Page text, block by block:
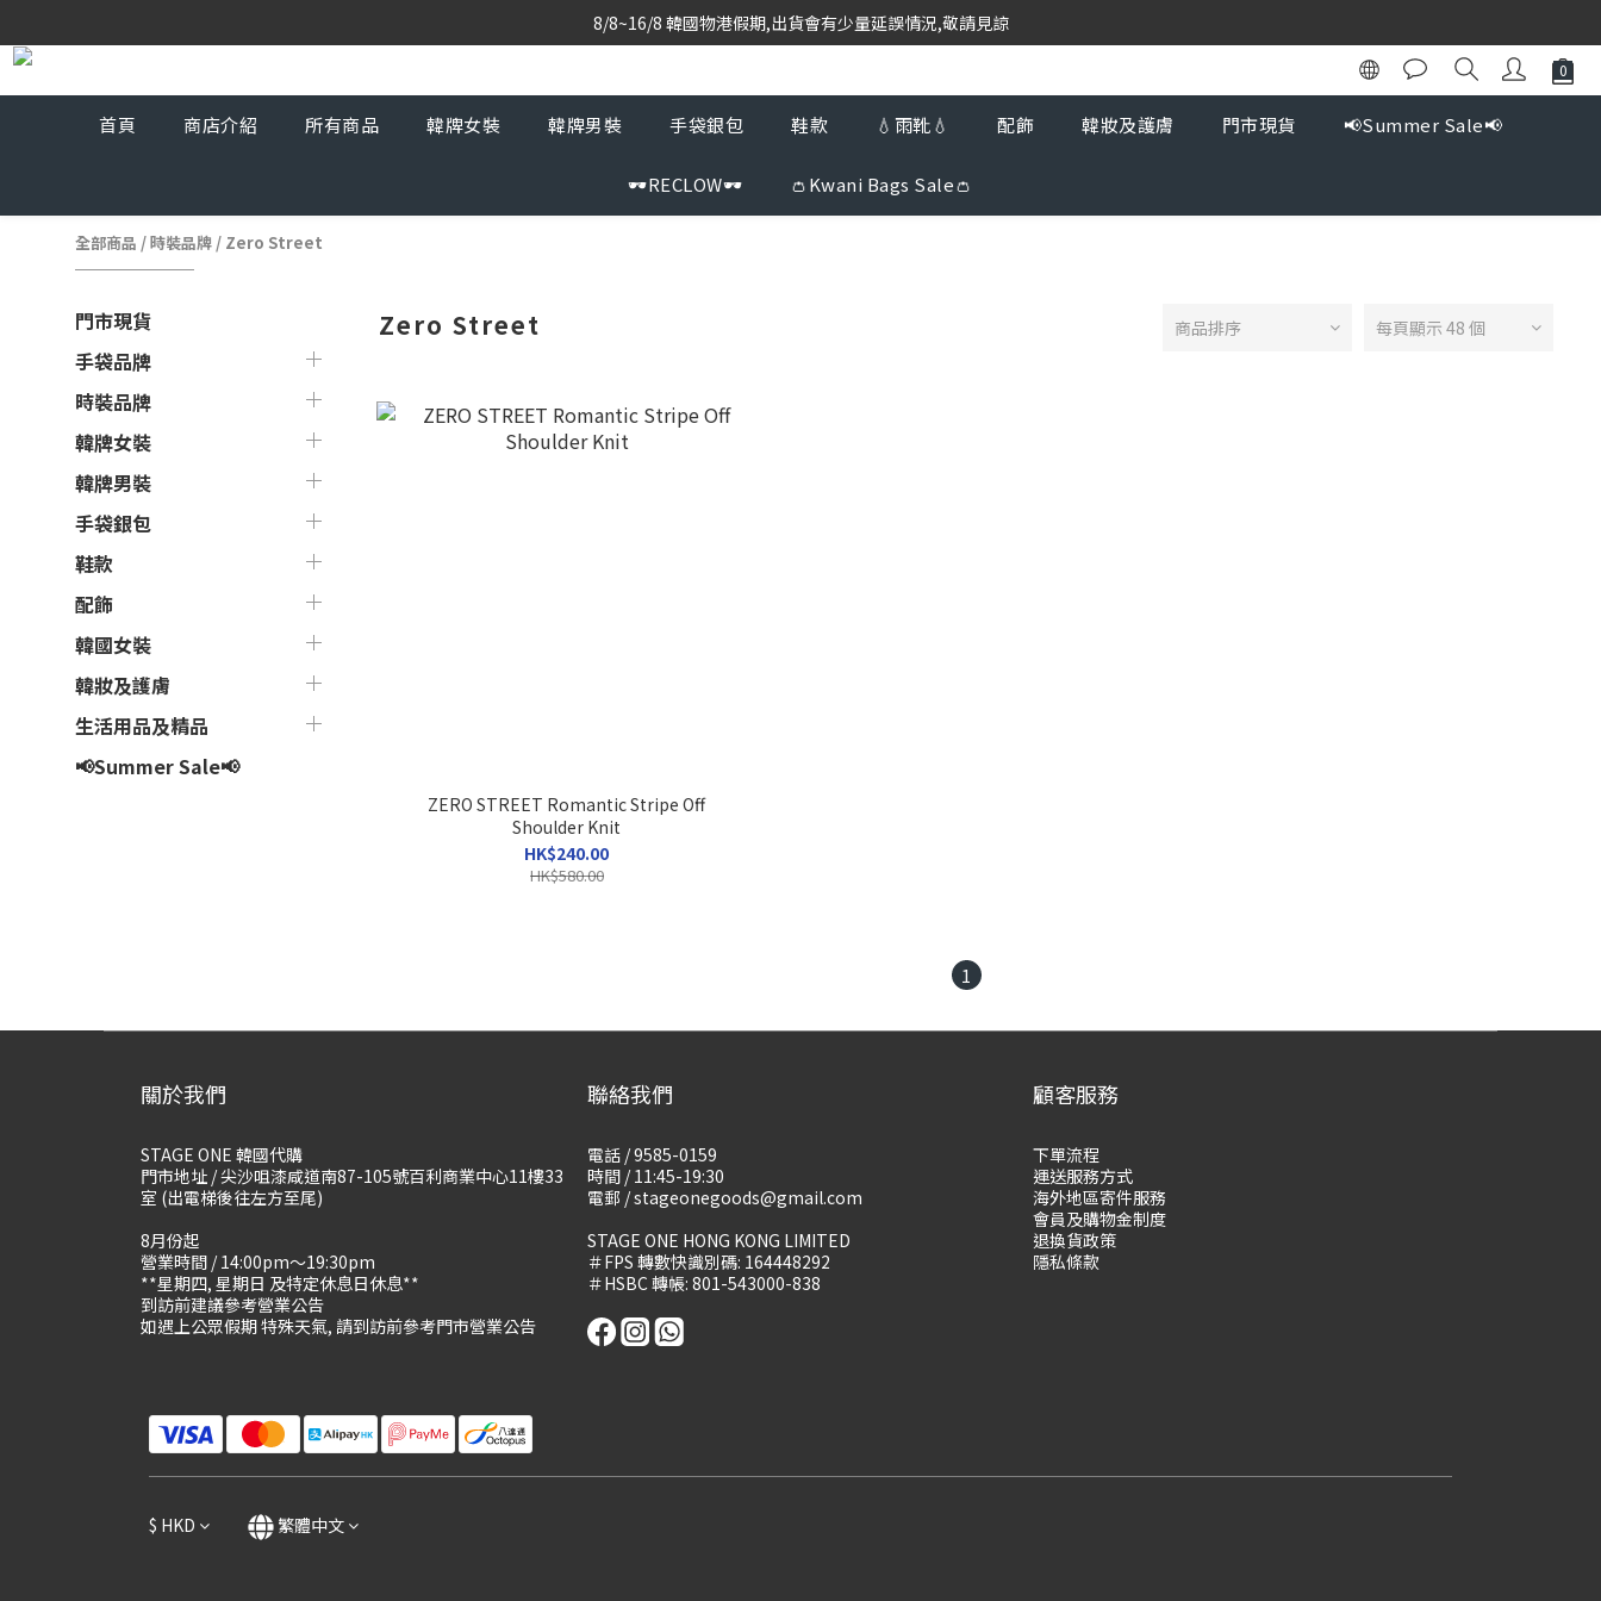
韓國當地代購團隊,每星期韓國直送香港
8/8~16/8 韓國物港假期,出貨會有少量延誤情況,敬請見諒
首頁 商店介紹 所有商品 韓牌女裝 韓牌男裝 手袋銀包 鞋款 💧雨靴💧 配飾 韓妝及護膚 門市現貨 📢Summer Sale📢
🕶️RECLOW🕶️ 👛Kwani Bags Sale👛
全部商品 /時裝品牌 / Zero Street
門市現貨
手袋品牌
時裝品牌
韓牌女裝
韓牌男裝
手袋銀包
鞋款
配飾
韓國女裝
韓妝及護膚
生活用品及精品
📢Summer Sale📢
Zero Street 商品排序 每頁顯示 48 個
ZERO STREET Romantic Stripe Off
Shoulder Knit
HK$240.00
HK$580.00
1
關於我們
STAGE ONE 韓國代購
門市地址 / 尖沙咀漆咸道南87-105號百利商業中心11樓33
室 (出電梯後往左方至尾)
8月份起
營業時間 / 14:00pm～19:30pm
**星期四, 星期日 及特定休息日休息**
到訪前建議參考營業公告
如遇上公眾假期 特殊天氣, 請到訪前參考門市營業公告
聯絡我們
電話 / 9585-0159
時間 / 11:45-19:30
電郵 / stageonegoods@gmail.com
STAGE ONE HONG KONG LIMITED
＃FPS 轉數快識別碼: 164448292
＃HSBC 轉帳: 801-543000-838
顧客服務
下單流程
運送服務方式
海外地區寄件服務
會員及購物金制度
退換貨政策
隱私條款
$ HKD 繁體中文